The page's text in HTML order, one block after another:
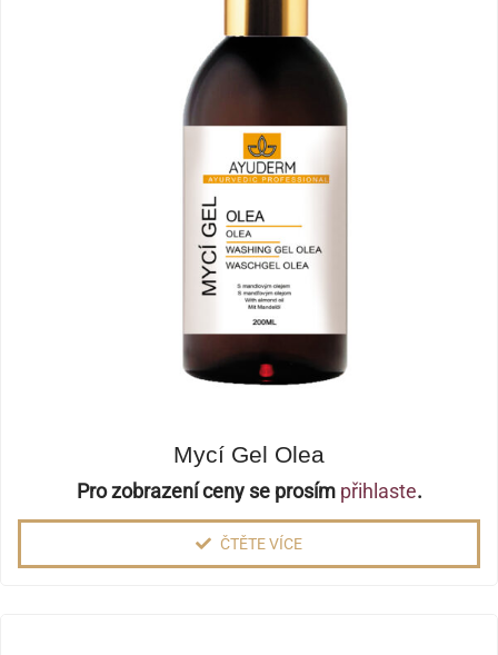
Mycí Gel Olea
Pro zobrazení ceny se prosím přihlaste.
ČTĚTE VÍCE